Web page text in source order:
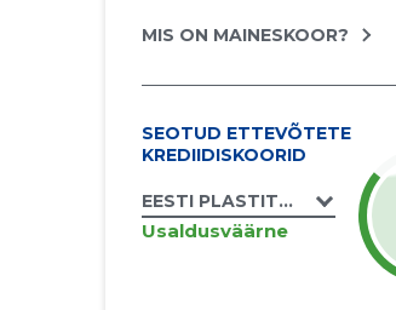
MIS ON MAINESKOOR?
SEOTUD ETTEVÕTETE
KREDIIDISKOORID
EESTI PLASTITÖÖSTUSE
Usaldusväärne